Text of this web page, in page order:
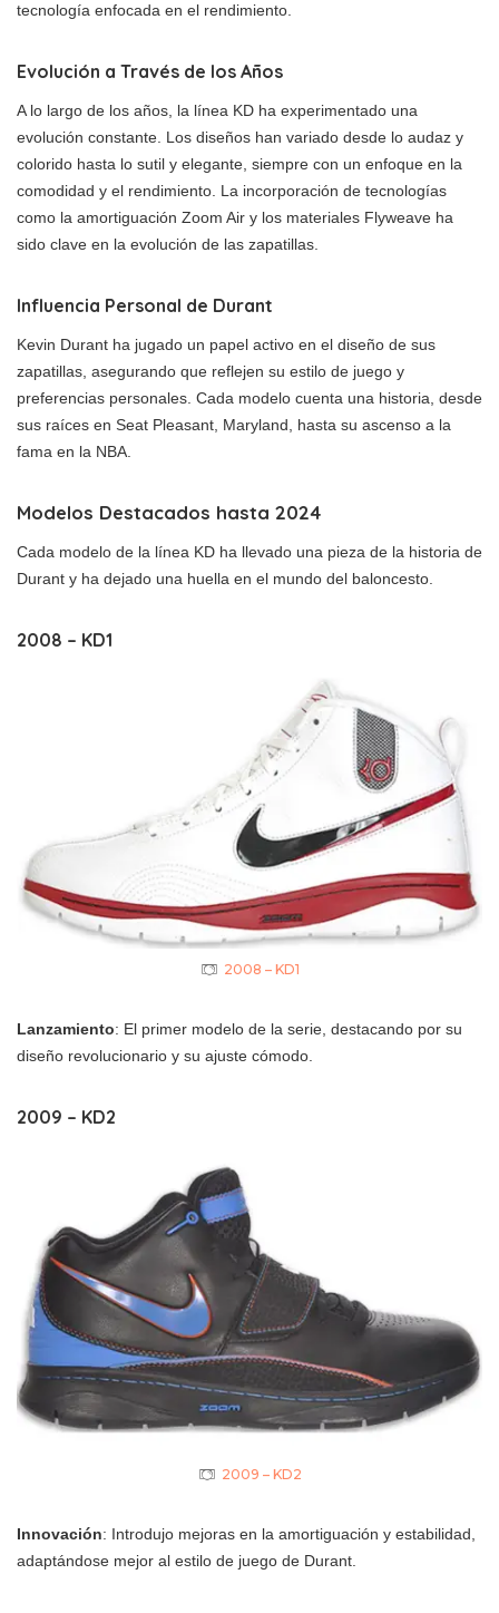
tecnología enfocada en el rendimiento.
Evolución a Través de los Años
A lo largo de los años, la línea KD ha experimentado una
evolución constante. Los diseños han variado desde lo audaz y
colorido hasta lo sutil y elegante, siempre con un enfoque en la
comodidad y el rendimiento. La incorporación de tecnologías
como la amortiguación Zoom Air y los materiales Flyweave ha
sido clave en la evolución de las zapatillas.
Influencia Personal de Durant
Kevin Durant ha jugado un papel activo en el diseño de sus
zapatillas, asegurando que reflejen su estilo de juego y
preferencias personales. Cada modelo cuenta una historia, desde
sus raíces en Seat Pleasant, Maryland, hasta su ascenso a la
fama en la NBA.
Modelos Destacados hasta 2024
Cada modelo de la línea KD ha llevado una pieza de la historia de
Durant y ha dejado una huella en el mundo del baloncesto.
2008 – KD1
2008 – KD1
Lanzamiento: El primer modelo de la serie, destacando por su
diseño revolucionario y su ajuste cómodo.
2009 – KD2
2009 – KD2
Innovación: Introdujo mejoras en la amortiguación y estabilidad,
adaptándose mejor al estilo de juego de Durant.